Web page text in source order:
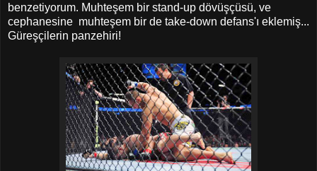
benzetiyorum. Muhteşem bir stand-up dövüşçüsü, ve
cephanesine muhteşem bir de take-down defans'ı eklemiş...
Güreşçilerin panzehiri!